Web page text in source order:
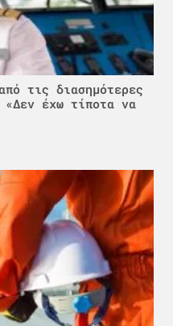
τις διασημότερες
έχω τίποτα να